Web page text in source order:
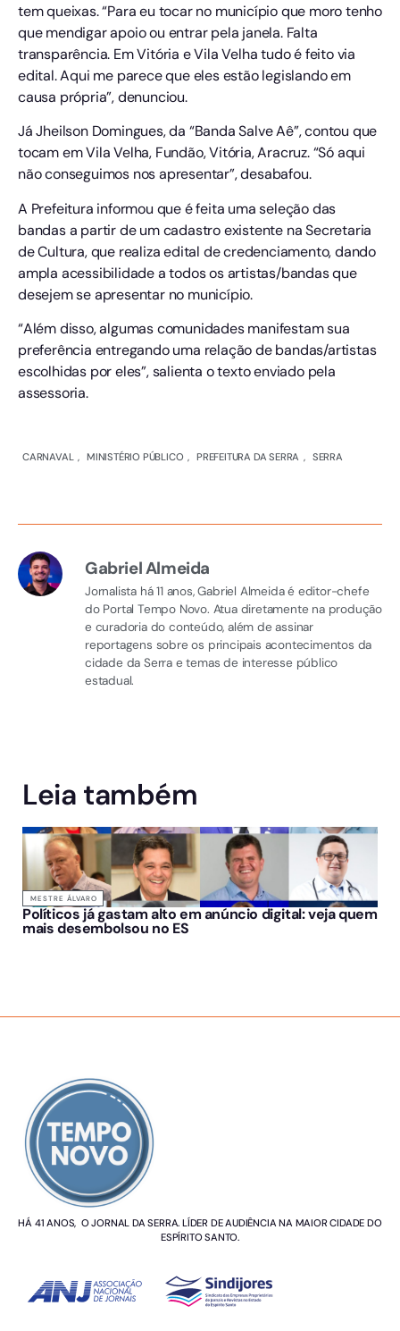
tem queixas. “Para eu tocar no município que moro tenho
que mendigar apoio ou entrar pela janela. Falta
transparência. Em Vitória e Vila Velha tudo é feito via
edital. Aqui me parece que eles estão legislando em
causa própria”, denunciou.
Já Jheilson Domingues, da “Banda Salve Aê”, contou que
tocam em Vila Velha, Fundão, Vitória, Aracruz. “Só aqui
não conseguimos nos apresentar”, desabafou.
A Prefeitura informou que é feita uma seleção das
bandas a partir de um cadastro existente na Secretaria
de Cultura, que realiza edital de credenciamento, dando
ampla acessibilidade a todos os artistas/bandas que
desejem se apresentar no município.
“Além disso, algumas comunidades manifestam sua
preferência entregando uma relação de bandas/artistas
escolhidas por eles”, salienta o texto enviado pela
assessoria.
CARNAVAL , MINISTÉRIO PÚBLICO , PREFEITURA DA SERRA , SERRA
Gabriel Almeida
Jornalista há 11 anos, Gabriel Almeida é editor-chefe
do Portal Tempo Novo. Atua diretamente na produção
e curadoria do conteúdo, além de assinar
reportagens sobre os principais acontecimentos da
cidade da Serra e temas de interesse público
estadual.
Leia também
MESTRE ÁLVARO
Políticos já gastam alto em anúncio digital: veja quem
mais desembolsou no ES
HÁ 41 ANOS, O JORNAL DA SERRA. LÍDER DE AUDIÊNCIA NA MAIOR CIDADE DO
ESPÍRITO SANTO.